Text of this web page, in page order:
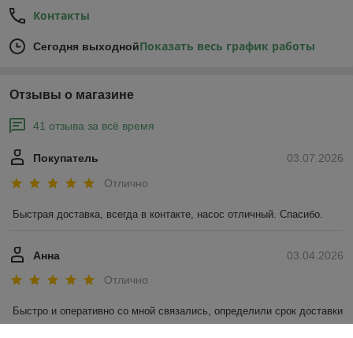
Контакты
Сегодня выходнойПоказать весь график работы
Отзывы о магазине
41 отзыва за всё время
03.07.2026
Покупатель
Отлично
Быстрая доставка, всегда в контакте, насос отличный. Спасибо.
03.04.2026
Анна
Отлично
Быстро и оперативно со мной связались, определили срок доставки
и вовремя все доставили в магазин .